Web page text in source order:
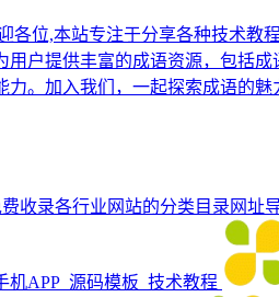
各位,本站专注于分享各种技术教
用户提供丰富的成语资源，包括
。加入我们，一起探索成语的魅
收录各行业网站的分类目录网址
机APP_源码模板_技术教程